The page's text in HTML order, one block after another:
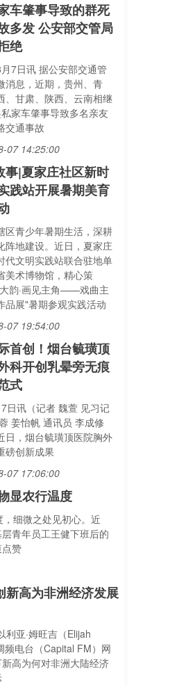
车肇事导致的群死
多发 公安部交管局
绝
7日讯 据公安部交通管
消息，近期，贵州、青
、甘肃、陕西、云南相继
家车肇事导致多名亲友
交通事故
07 14:25:00
事|夏家庄社区新时
践站开展暑期美育
区青少年暑期生活，深耕
阵地建设。近日，夏家庄
代文明实践站联合驻地单
美术博物馆，精心策
韵·画见主角——戏曲主
品展"暑期参观实践活动
07 19:54:00
首创！烟台毓璜顶
科开创乳晕旁无痕
式
日讯（记者 魏萱 见习记
姜怡帆 通讯员 李成修
日，烟台毓璜顶医院胸外
磅创新成果
07 17:06:00
显农行温度
细微之处见初心。近
青年员工王健下班后的
赞
新高为非洲经济发展
亚·姆旺吉（Elijah
频电台（Capital FM）网
高为何对非洲大陆经济